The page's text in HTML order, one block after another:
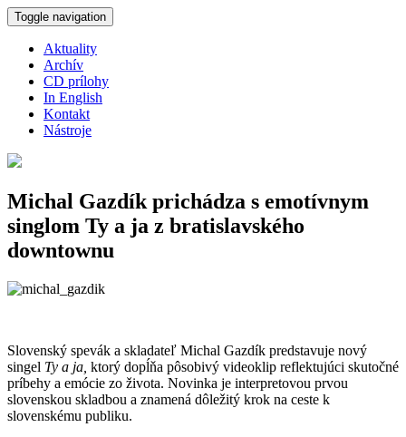
Skočiť na hlavný obsah
Toggle navigation
Aktuality
Archív
CD prílohy
In English
Kontakt
Nástroje
Michal Gazdík prichádza s emotívnym
singlom Ty a ja z bratislavského
downtownu
Slovenský spevák a skladateľ Michal Gazdík predstavuje nový
singel Ty a ja, ktorý dopĺňa pôsobivý videoklip reflektujúci skutočné
príbehy a emócie zo života. Novinka je interpretovou prvou
slovenskou skladbou a znamená dôležitý krok na ceste k
slovenskému publiku.